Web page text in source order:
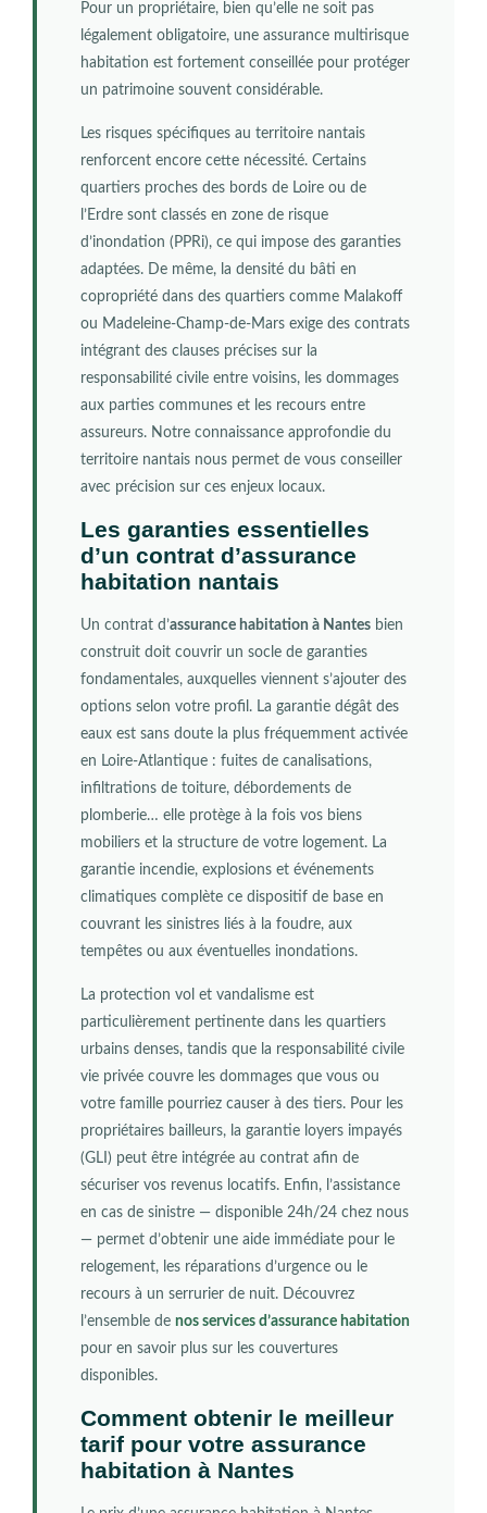
Pour un propriétaire, bien qu’elle ne soit pas
légalement obligatoire, une assurance multirisque
habitation est fortement conseillée pour protéger
un patrimoine souvent considérable.
Les risques spécifiques au territoire nantais
renforcent encore cette nécessité. Certains
quartiers proches des bords de Loire ou de
l’Erdre sont classés en zone de risque
d’inondation (PPRi), ce qui impose des garanties
adaptées. De même, la densité du bâti en
copropriété dans des quartiers comme Malakoff
ou Madeleine-Champ-de-Mars exige des contrats
intégrant des clauses précises sur la
responsabilité civile entre voisins, les dommages
aux parties communes et les recours entre
assureurs. Notre connaissance approfondie du
territoire nantais nous permet de vous conseiller
avec précision sur ces enjeux locaux.
Les garanties essentielles
d’un contrat d’assurance
habitation nantais
Un contrat d’assurance habitation à Nantes bien
construit doit couvrir un socle de garanties
fondamentales, auxquelles viennent s’ajouter des
options selon votre profil. La garantie dégât des
eaux est sans doute la plus fréquemment activée
en Loire-Atlantique : fuites de canalisations,
infiltrations de toiture, débordements de
plomberie… elle protège à la fois vos biens
mobiliers et la structure de votre logement. La
garantie incendie, explosions et événements
climatiques complète ce dispositif de base en
couvrant les sinistres liés à la foudre, aux
tempêtes ou aux éventuelles inondations.
La protection vol et vandalisme est
particulièrement pertinente dans les quartiers
urbains denses, tandis que la responsabilité civile
vie privée couvre les dommages que vous ou
votre famille pourriez causer à des tiers. Pour les
propriétaires bailleurs, la garantie loyers impayés
(GLI) peut être intégrée au contrat afin de
sécuriser vos revenus locatifs. Enfin, l’assistance
en cas de sinistre — disponible 24h/24 chez nous
— permet d’obtenir une aide immédiate pour le
relogement, les réparations d’urgence ou le
recours à un serrurier de nuit. Découvrez
l’ensemble denos services d’assurance habitation
pour en savoir plus sur les couvertures
disponibles.
Comment obtenir le meilleur
tarif pour votre assurance
habitation à Nantes